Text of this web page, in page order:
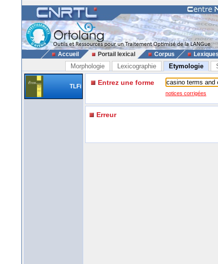
Accueil Portail lexical Corpus
Morphologie Lexicographie Etymologie
TLFi Entrez une forme
notices corrigées
Erreur